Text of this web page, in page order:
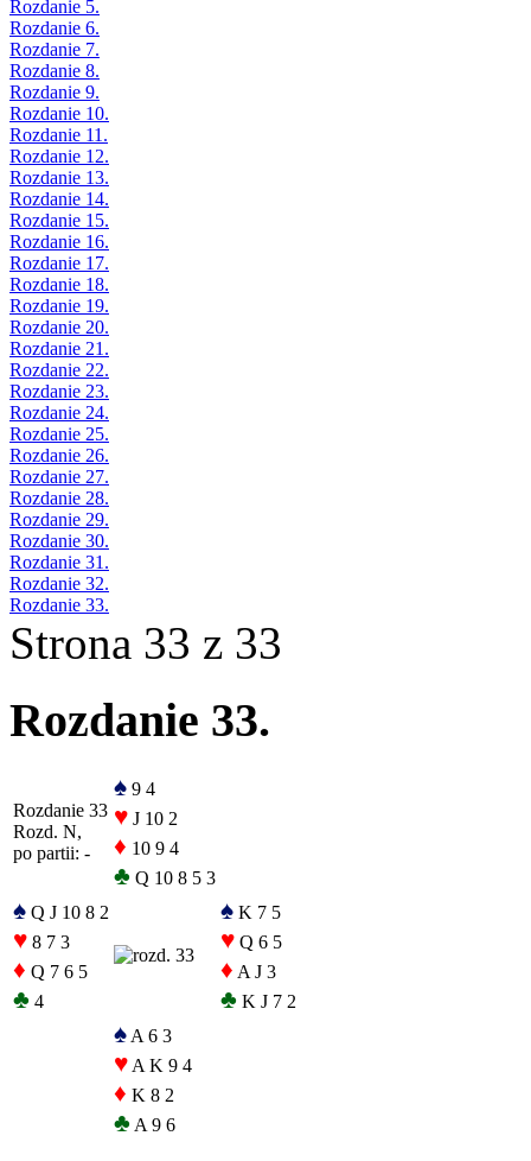
Rozdanie 5.
Rozdanie 6.
Rozdanie 7.
Rozdanie 8.
Rozdanie 9.
Rozdanie 10.
Rozdanie 11.
Rozdanie 12.
Rozdanie 13.
Rozdanie 14.
Rozdanie 15.
Rozdanie 16.
Rozdanie 17.
Rozdanie 18.
Rozdanie 19.
Rozdanie 20.
Rozdanie 21.
Rozdanie 22.
Rozdanie 23.
Rozdanie 24.
Rozdanie 25.
Rozdanie 26.
Rozdanie 27.
Rozdanie 28.
Rozdanie 29.
Rozdanie 30.
Rozdanie 31.
Rozdanie 32.
Rozdanie 33.
Strona 33 z 33
Rozdanie 33.
Rozdanie 33
Rozd. N,
po partii: -
♠ 9 4
♥ J 10 2
♦ 10 9 4
♣ Q 10 8 5 3
♠ Q J 10 8 2
♥ 8 7 3
♦ Q 7 6 5
♣ 4
♠ K 7 5
♥ Q 6 5
♦ A J 3
♣ K J 7 2
♠ A 6 3
♥ A K 9 4
♦ K 8 2
♣ A 9 6